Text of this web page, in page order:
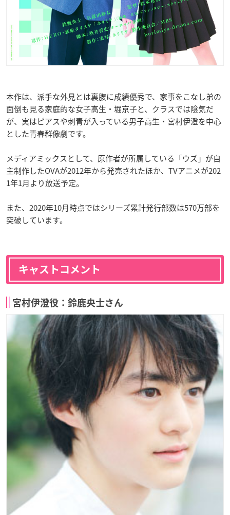
本作は、派手な外見とは裏腹に成績優秀で、家事をこなし弟の
面倒も見る家庭的な女子高生・堀京子と、クラスでは陰気だ
が、実はピアスや刺青が入っている男子高生・宮村伊澄を中心
とした青春群像劇です。
メディアミックスとして、原作者が所属している「ウズ」が自
主制作したOVAが2012年から発売されたほか、TVアニメが202
1年1月より放送予定。
また、2020年10月時点ではシリーズ累計発行部数は570万部を
突破しています。
キャストコメント
宮村伊澄役：鈴鹿央士さん